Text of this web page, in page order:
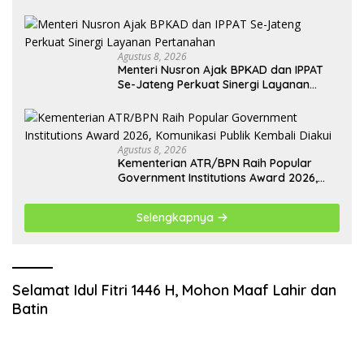
Agustus 8, 2026
Menteri Nusron Ajak BPKAD dan IPPAT
Se-Jateng Perkuat Sinergi Layanan
Agustus 8, 2026
Kementerian ATR/BPN Raih Popular
Government Institutions Award 2026,
Selengkapnya
Selamat Idul Fitri 1446 H, Mohon Maaf Lahir dan
Batin